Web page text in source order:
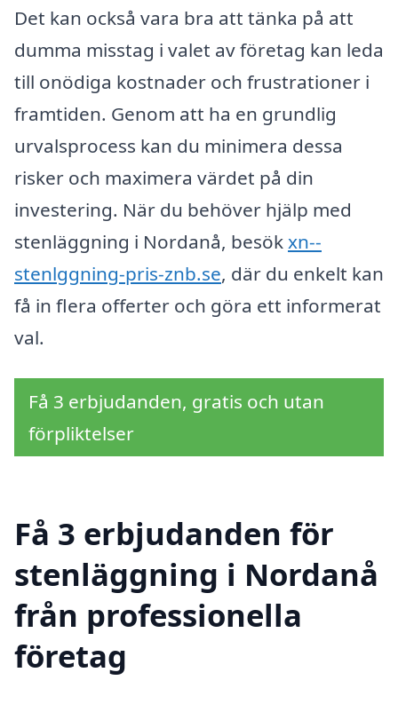
Det kan också vara bra att tänka på att
dumma misstag i valet av företag kan leda
till onödiga kostnader och frustrationer i
framtiden. Genom att ha en grundlig
urvalsprocess kan du minimera dessa
risker och maximera värdet på din
investering. När du behöver hjälp med
stenläggning i Nordanå, besökxn--
stenlggning-pris-znb.se, där du enkelt kan
få in flera offerter och göra ett informerat
val.
Få 3 erbjudanden, gratis och utan
förpliktelser
Få 3 erbjudanden för
stenläggning i Nordanå
från professionella
företag